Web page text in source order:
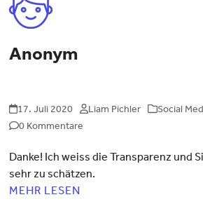
Anonym
17. Juli 2020 Liam Pichler
Social
0 Kommentare
Danke! Ich weiss die Transparenz und
sehr zu schätzen.
MEHR LESEN